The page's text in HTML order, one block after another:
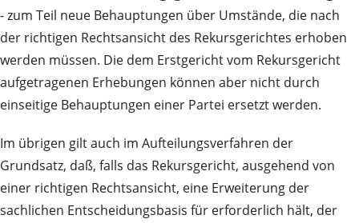
- zum Teil neue Behauptungen über Umstände, die nach
der richtigen Rechtsansicht des Rekursgerichtes erhoben
werden müssen. Die dem Erstgericht vom Rekursgericht
aufgetragenen Erhebungen können aber nicht durch
einseitige Behauptungen einer Partei ersetzt werden.
Im übrigen gilt auch im Aufteilungsverfahren der
Grundsatz, daß, falls das Rekursgericht, ausgehend von
einer richtigen Rechtsansicht, eine Erweiterung der
sachlichen Entscheidungsbasis für erforderlich hält, der